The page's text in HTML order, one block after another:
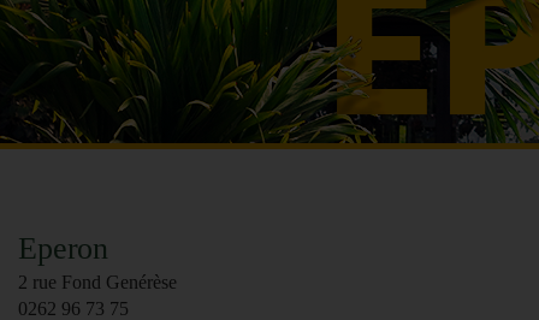
Eperon
2 rue Fond Genérèse
0262 96 73 75